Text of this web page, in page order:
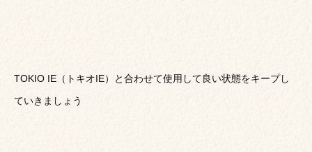
TOKIO IE（トキオIE）と合わせて使用して良い状態をキープし
ていきましょう